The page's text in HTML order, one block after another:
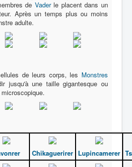
de Vaderle placent dans un
Après un temps plus ou moins
adulte.
de leurs corps, les Monstres
jusqu'à une taille gigantesque ou
Chikaguerirer Lupincamerer